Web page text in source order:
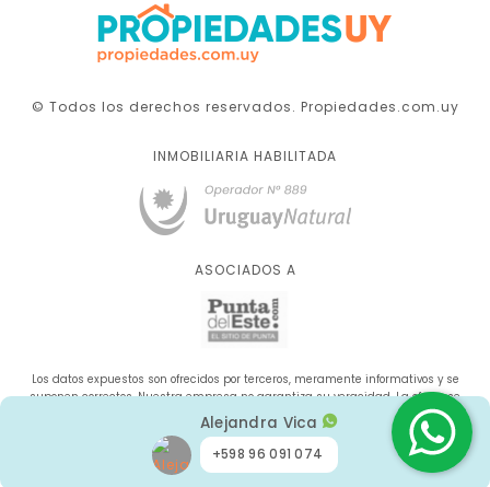
Alejandra Vica
+598 96 091 074
© Todos los derechos reservados. Propiedades.com.uy
INMOBILIARIA HABILITADA
ASOCIADOS A
Los datos expuestos son ofrecidos por terceros, meramente informativos y se
suponen correctos. Nuestra empresa no garantiza su veracidad. La oferta se
sujeta a errores, cambios de precio, omisión y/o retirada del mercado sin aviso
previo.